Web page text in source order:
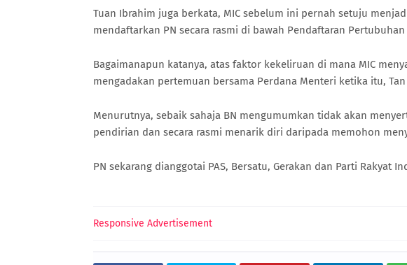
Tuan Ibrahim juga berkata, MIC sebelum ini pernah setuju
mendaftarkan PN secara rasmi di bawah Pendaftaran
Bagaimanapun katanya, atas faktor kekeliruan di mana MIC
mengadakan pertemuan bersama Perdana Menteri ketika itu,
Menurutnya, sebaik sahaja BN mengumumkan tidak akan
pendirian dan secara rasmi menarik diri daripada memohon
PN sekarang dianggotai PAS, Bersatu, Gerakan dan Parti Rakyat
Responsive Advertisement